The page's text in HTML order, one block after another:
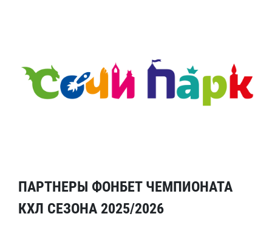
ПАРТНЕРЫ ФОНБЕТ ЧЕМПИОНАТА
КХЛ СЕЗОНА 2025/2026